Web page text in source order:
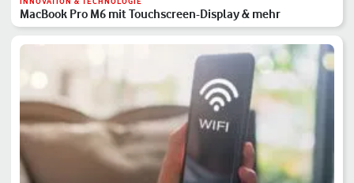
MacBook Pro M6 mit Touchscreen-Display & mehr